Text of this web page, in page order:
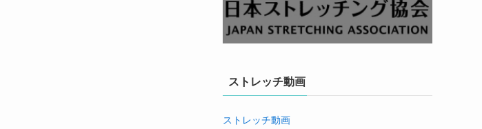
ストレッチ動画
ストレッチ動画